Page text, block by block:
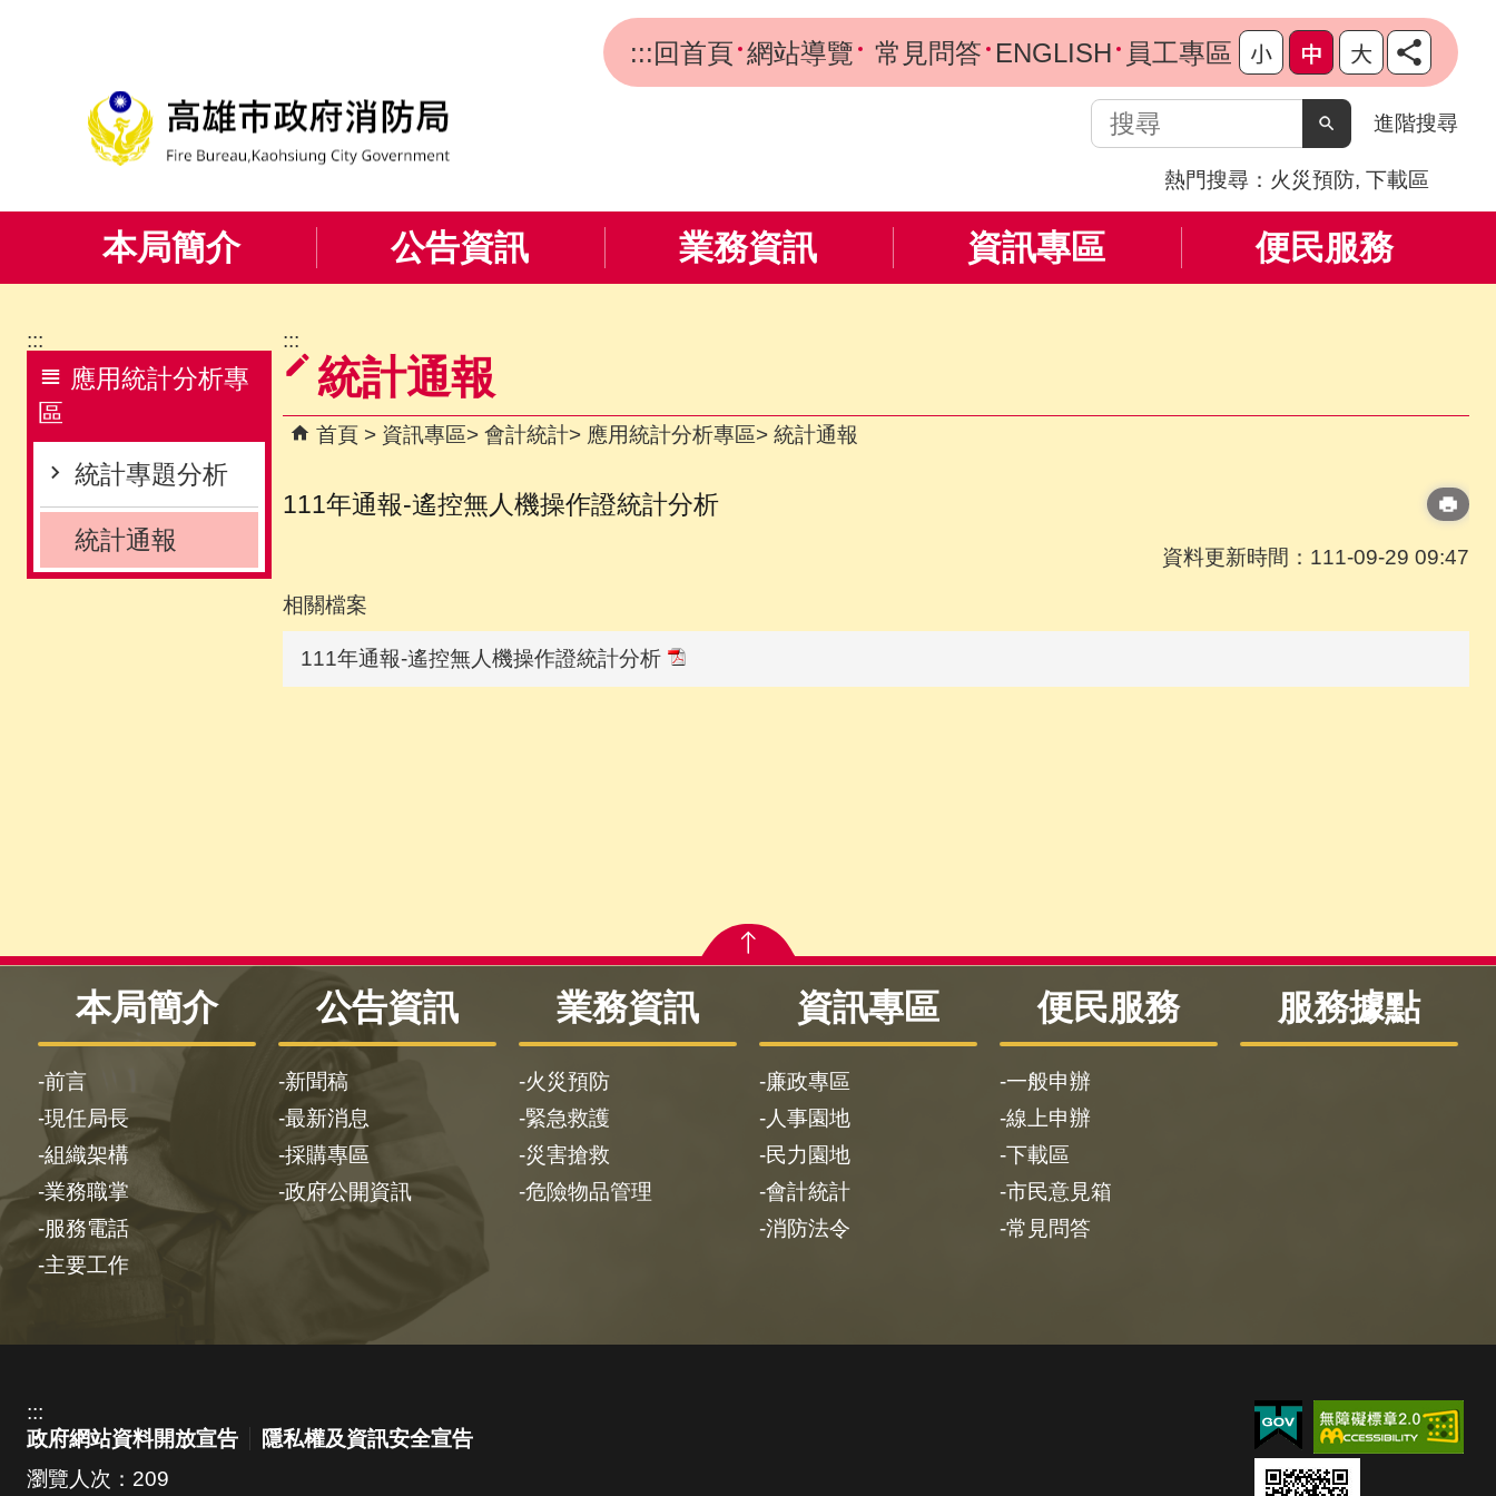
:::回首頁 網站導覽 常見問答 ENGLISH 員工專區
搜
尋
進階搜尋
熱門搜尋： 火災預防 下載區
本局簡介 公告資訊 業務資訊 資訊專區 便民服務
:::
應用統計分析專
區
統計專題分析
統計通報
:::
統計通報
首頁 資訊專區 會計統計 應用統計分析專區 統計通報
111年通報-遙控無人機操作證統計分析
資料更新時間：111-09-29 09:47
相關檔案
111年通報-遙控無人機操作證統計分析
本局簡介
前言
現任局長
組織架構
業務職掌
服務電話
主要工作
公告資訊
新聞稿
最新消息
採購專區
政府公開資訊
業務資訊
火災預防
緊急救護
災害搶救
危險物品管理
資訊專區
廉政專區
人事園地
民力園地
會計統計
消防法令
便民服務
一般申辦
線上申辦
下載區
市民意見箱
常見問答
服務據點
:::
政府網站資料開放宣告
隱私權及資訊安全宣告
瀏覽人次： 209